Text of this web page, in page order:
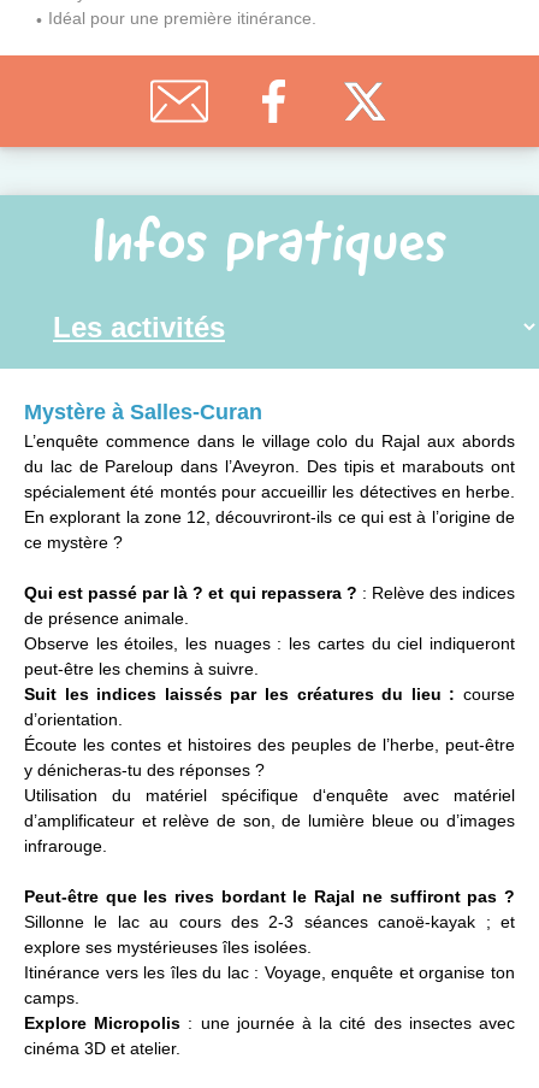
Idéal pour une première itinérance.
Infos pratiques
Mystère à Salles-Curan
L’enquête commence dans le village colo du Rajal aux abords
du lac de Pareloup dans l’Aveyron. Des tipis et marabouts ont
spécialement été montés pour accueillir les détectives en herbe.
En explorant la zone 12, découvriront-ils ce qui est à l’origine de
ce mystère ?
Qui est passé par là ? et qui repassera ? : Relève des indices
de présence animale.
Observe les étoiles, les nuages : les cartes du ciel indiqueront
peut-être les chemins à suivre.
Suit les indices laissés par les créatures du lieu : course
d’orientation.
Écoute les contes et histoires des peuples de l’herbe, peut-être
y dénicheras-tu des réponses ?
Utilisation du matériel spécifique d‘enquête avec matériel
d’amplificateur et relève de son, de lumière bleue ou d’images
infrarouge.
Peut-être que les rives bordant le Rajal ne suffiront pas ?
Sillonne le lac au cours des 2-3 séances canoë-kayak ; et
explore ses mystérieuses îles isolées.
Itinérance vers les îles du lac : Voyage, enquête et organise ton
camps.
Explore Micropolis : une journée à la cité des insectes avec
cinéma 3D et atelier.